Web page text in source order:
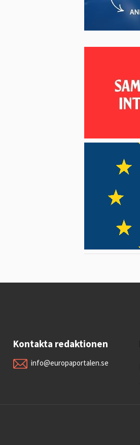
Kontakta redaktionen
info@europaportalen.se